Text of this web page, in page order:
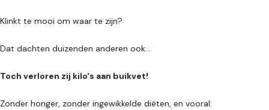
Klinkt te mooi om waar te zijn?
Dat dachten duizenden anderen ook...
Toch verloren zij kilo's aan buikvet!
Zonder honger, zonder ingewikkelde diëten, en vooral: